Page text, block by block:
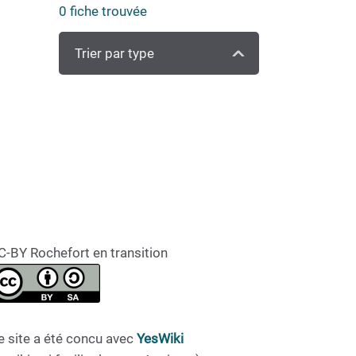
0 fiche trouvée
Trier par type
BY Rochefort en transition
site a été concu avecYesWiki